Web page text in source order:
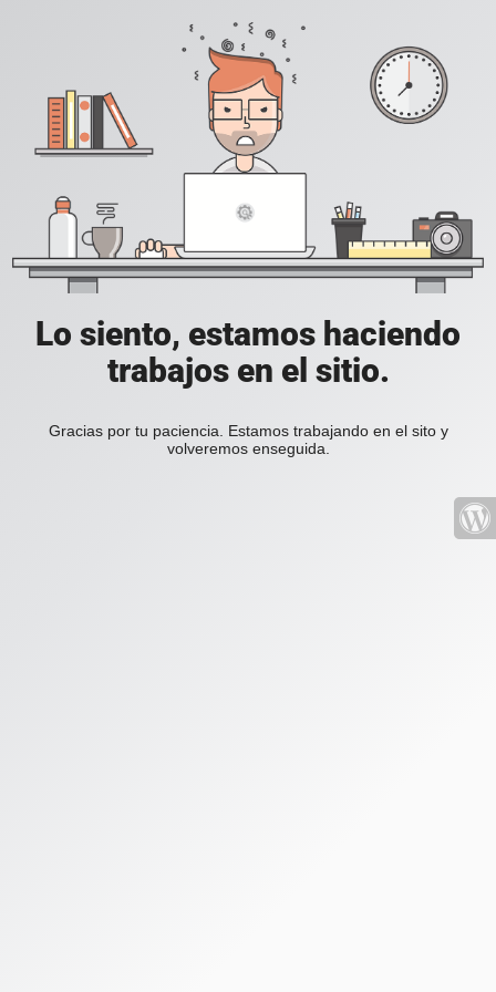
Lo siento, estamos haciendo
trabajos en el sitio.
Gracias por tu paciencia. Estamos trabajando en el sito y
volveremos enseguida.